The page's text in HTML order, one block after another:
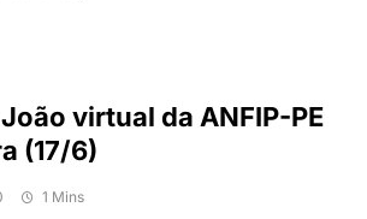
virtual da ANFIP-PE
(17/6)
1 Mins